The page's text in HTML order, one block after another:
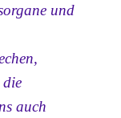
und
die
auch